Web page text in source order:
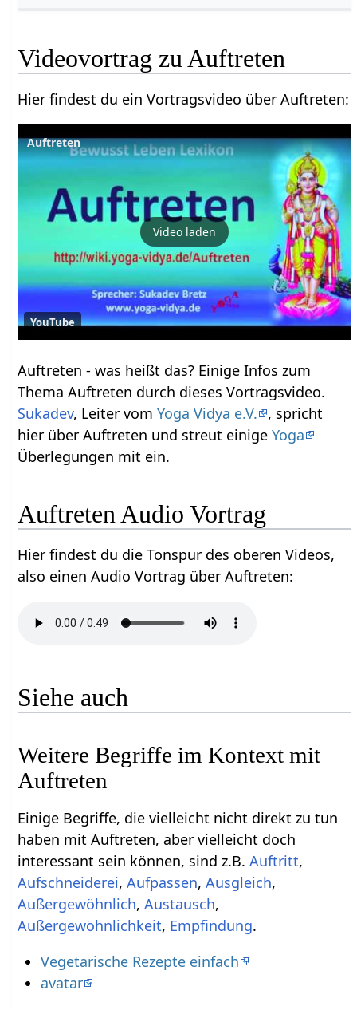
Hier findest du ein Vortragsvideo über Auftreten‏‎:
Auftreten
Video laden
YouTube
Auftreten‏‎ - was heißt das? Einige Infos zum
Thema Auftreten‏‎ durch dieses Vortragsvideo.
Sukadev, Leiter vomYoga Vidya e.V.
, spricht
hier über Auftreten‏‎ und streut einigeYoga
Überlegungen mit ein.
Auftreten‏‎ Audio Vortrag
Hier findest du die Tonspur des oberen Videos,
also einen Audio Vortrag über Auftreten‏‎:
Siehe auch
Weitere Begriffe im Kontext mit
Einige Begriffe, die vielleicht nicht direkt zu tun
haben mit Auftreten‏‎, aber vielleicht doch
interessant sein können, sind z.B.
,
, ,Ausgleich,
,
,
, Empfindung.
Vegetarische Rezepte einfach
avatar